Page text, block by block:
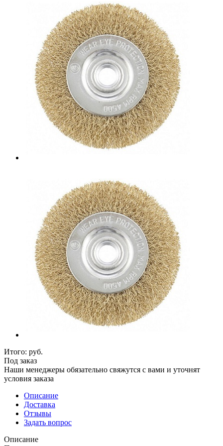
Итого: руб.
Под заказ
Наши менеджеры обязательно свяжутся с вами и уточнят
условия заказа
Описание
Доставка
Отзывы
Задать вопрос
Описание